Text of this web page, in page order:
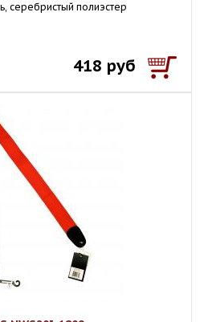
серебристый полиэстер
418 руб